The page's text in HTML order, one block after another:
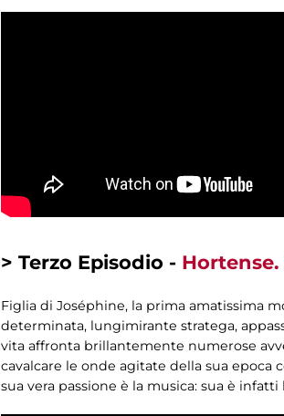
> Terzo Episodio -
Figlia di Joséphine, la prima amatissima
determinata, lungimirante stratega,
vita affronta brillantemente numerose
cavalcare le onde agitate della sua
sua vera passione è la musica: sua è